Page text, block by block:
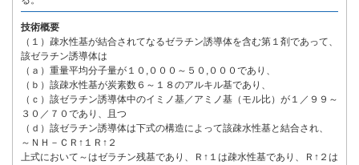
技術概要
（１）疎水性基が結合されてなるゼラチン誘導体を含む第１剤であって、
該ゼラチン誘導体は
（ａ）重量平均分子量が１０,０００～５０,０００であり、
（ｂ）該疎水性基が炭素数６～１８のアルキル基であり、
（ｃ）該ゼラチン誘導体中のイミノ基／アミノ基（モル比）が１／９９～
３０／７０であり、且つ
（ｄ）該ゼラチン誘導体は下式の構造によって該疎水性基と結合され、
～ＮＨ－ＣＲ↑１Ｒ↑２
上式において～はゼラチン残基であり、Ｒ↑１は疎水性基であり、Ｒ↑２は